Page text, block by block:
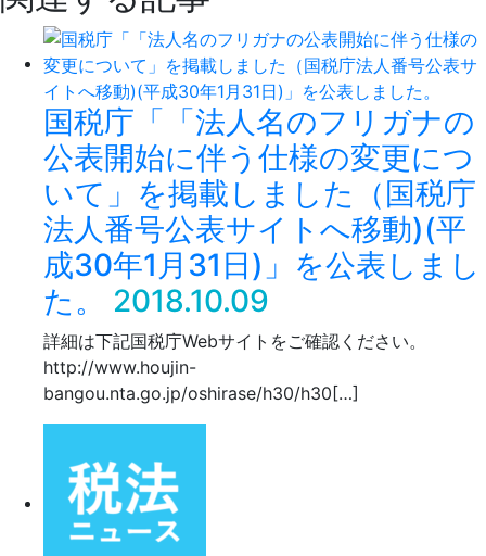
国税庁「「法人名のフリガナの
公表開始に伴う仕様の変更につ
いて」を掲載しました（国税庁
法人番号公表サイトへ移動)(平
成30年1月31日)」を公表しまし
た。
2018.10.09
詳細は下記国税庁Webサイトをご確認ください。
http://www.houjin-
bangou.nta.go.jp/oshirase/h30/h30[…]